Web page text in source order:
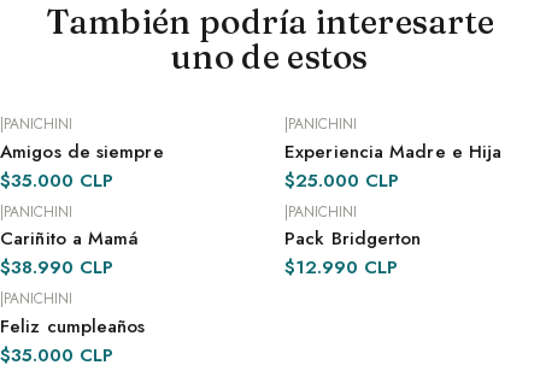
También podría interesarte
uno de estos
ENTREGA INMEDIATA
|PANICHINI
Amigos de siempre
$35.000 CLP
ENTREGA INMEDIATA
|PANICHINI
Experiencia Madre e Hija
$25.000 CLP
ENTREGA INMEDIATA
|PANICHINI
Cariñito a Mamá
$38.990 CLP
POR ENCARGO · 48 H
|PANICHINI
Pack Bridgerton
$12.990 CLP
ENTREGA INMEDIATA
|PANICHINI
Feliz cumpleaños
$35.000 CLP